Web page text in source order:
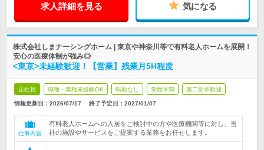
求人詳細を見る 気になる
株式会社しまナーシングホーム | 東京や神奈川等で有料老人ホームを展開！
安心の医療体制が強み◎
<東京>未経験歓迎！【営業】残業月5H程度
正社員 職種・業種未経験OK 転勤なし 学歴不問 第二新卒歓迎
情報更新日：2026/07/17 終了予定日： 2027/01/07
仕事内容
有料老人ホームへの入居をご検討中の方や医療機関等に対し、当
社の施設やサービスをご提案する業務をお任せします。